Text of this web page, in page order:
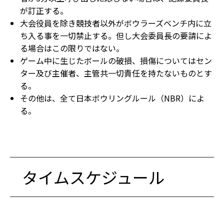
が訂正する。
大会役員を除き競技者以外がボウラーズベンチ内に立
ち入る事を一切禁止する。但し大会委員長の要請によ
る場合はこの限りではない。
ゲーム中に生じたボールの破損、損傷についてはセン
ター及び主催者、主管共一切責任を持たないものとす
る。
その他は、全て日本ボウリングルール（NBR）によ
る。
タイムスケジュール